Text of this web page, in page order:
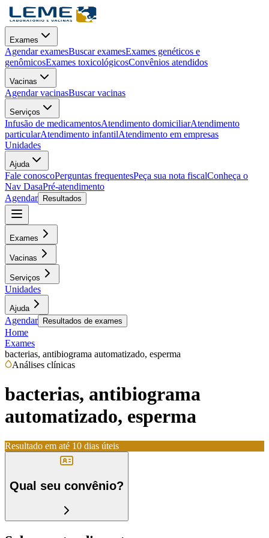
Exames
Agendar examesBuscar examesExames genéticos e
genômicosExames toxicológicosConvênios atendidos
Vacinas
Agendar vacinasBuscar vacinas
Serviços
Infusão de medicamentosAtendimento domiciliarAtendimento
particularAtendimento infantilAtendimento em empresas
Unidades
Ajuda
Fale conoscoPerguntas frequentesPeça sua nota fiscalConheça o
Nav DasaPré-atendimento
Agendar
Resultados
Exames
Vacinas
Serviços
Unidades
Ajuda
Agendar Resultados de exames
Home
Exames
bacterias, antibiograma automatizado, esperma
Análises clínicas
bacterias, antibiograma
automatizado, esperma
Resultado em até 10 dias úteis
Qual seu convênio?